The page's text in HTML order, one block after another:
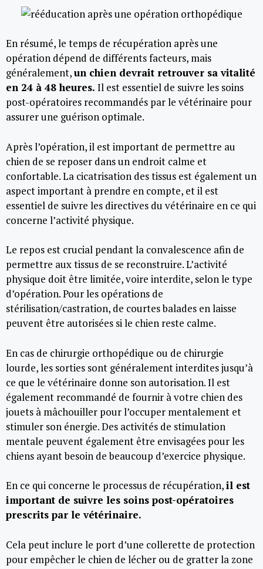
En résumé, le temps de récupération après une
opération dépend de différents facteurs, mais
généralement,un chien devrait retrouver sa vitalité
en 24 à 48 heures. Il est essentiel de suivre les soins
post-opératoires recommandés par le vétérinaire pour
assurer une guérison optimale.
Après l’opération, il est important de permettre au
chien de se reposer dans un endroit calme et
confortable. La cicatrisation des tissus est également un
aspect important à prendre en compte, et il est
essentiel de suivre les directives du vétérinaire en ce qui
concerne l’activité physique.
Le repos est crucial pendant la convalescence afin de
permettre aux tissus de se reconstruire. L’activité
physique doit être limitée, voire interdite, selon le type
d’opération. Pour les opérations de
stérilisation/castration, de courtes balades en laisse
peuvent être autorisées si le chien reste calme.
En cas de chirurgie orthopédique ou de chirurgie
lourde, les sorties sont généralement interdites jusqu’à
ce que le vétérinaire donne son autorisation. Il est
également recommandé de fournir à votre chien des
jouets à mâchouiller pour l’occuper mentalement et
stimuler son énergie. Des activités de stimulation
mentale peuvent également être envisagées pour les
chiens ayant besoin de beaucoup d’exercice physique.
En ce qui concerne le processus de récupération,il est
important de suivre les soins post-opératoires
prescrits par le vétérinaire.
Cela peut inclure le port d’une collerette de protection
pour empêcher le chien de lécher ou de gratter la zone